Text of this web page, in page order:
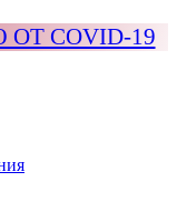
COVID-19